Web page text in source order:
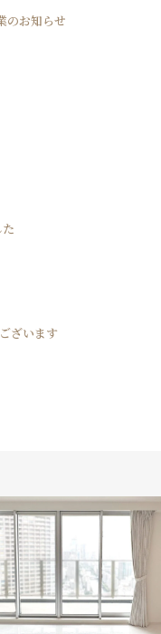
お知らせ
ざいます